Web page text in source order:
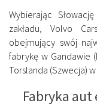
Wybierając
zakładu, Volvo
obejmujący swój
fabrykę w Gandawie
Torslanda (Szwecja)
Fabryka aut